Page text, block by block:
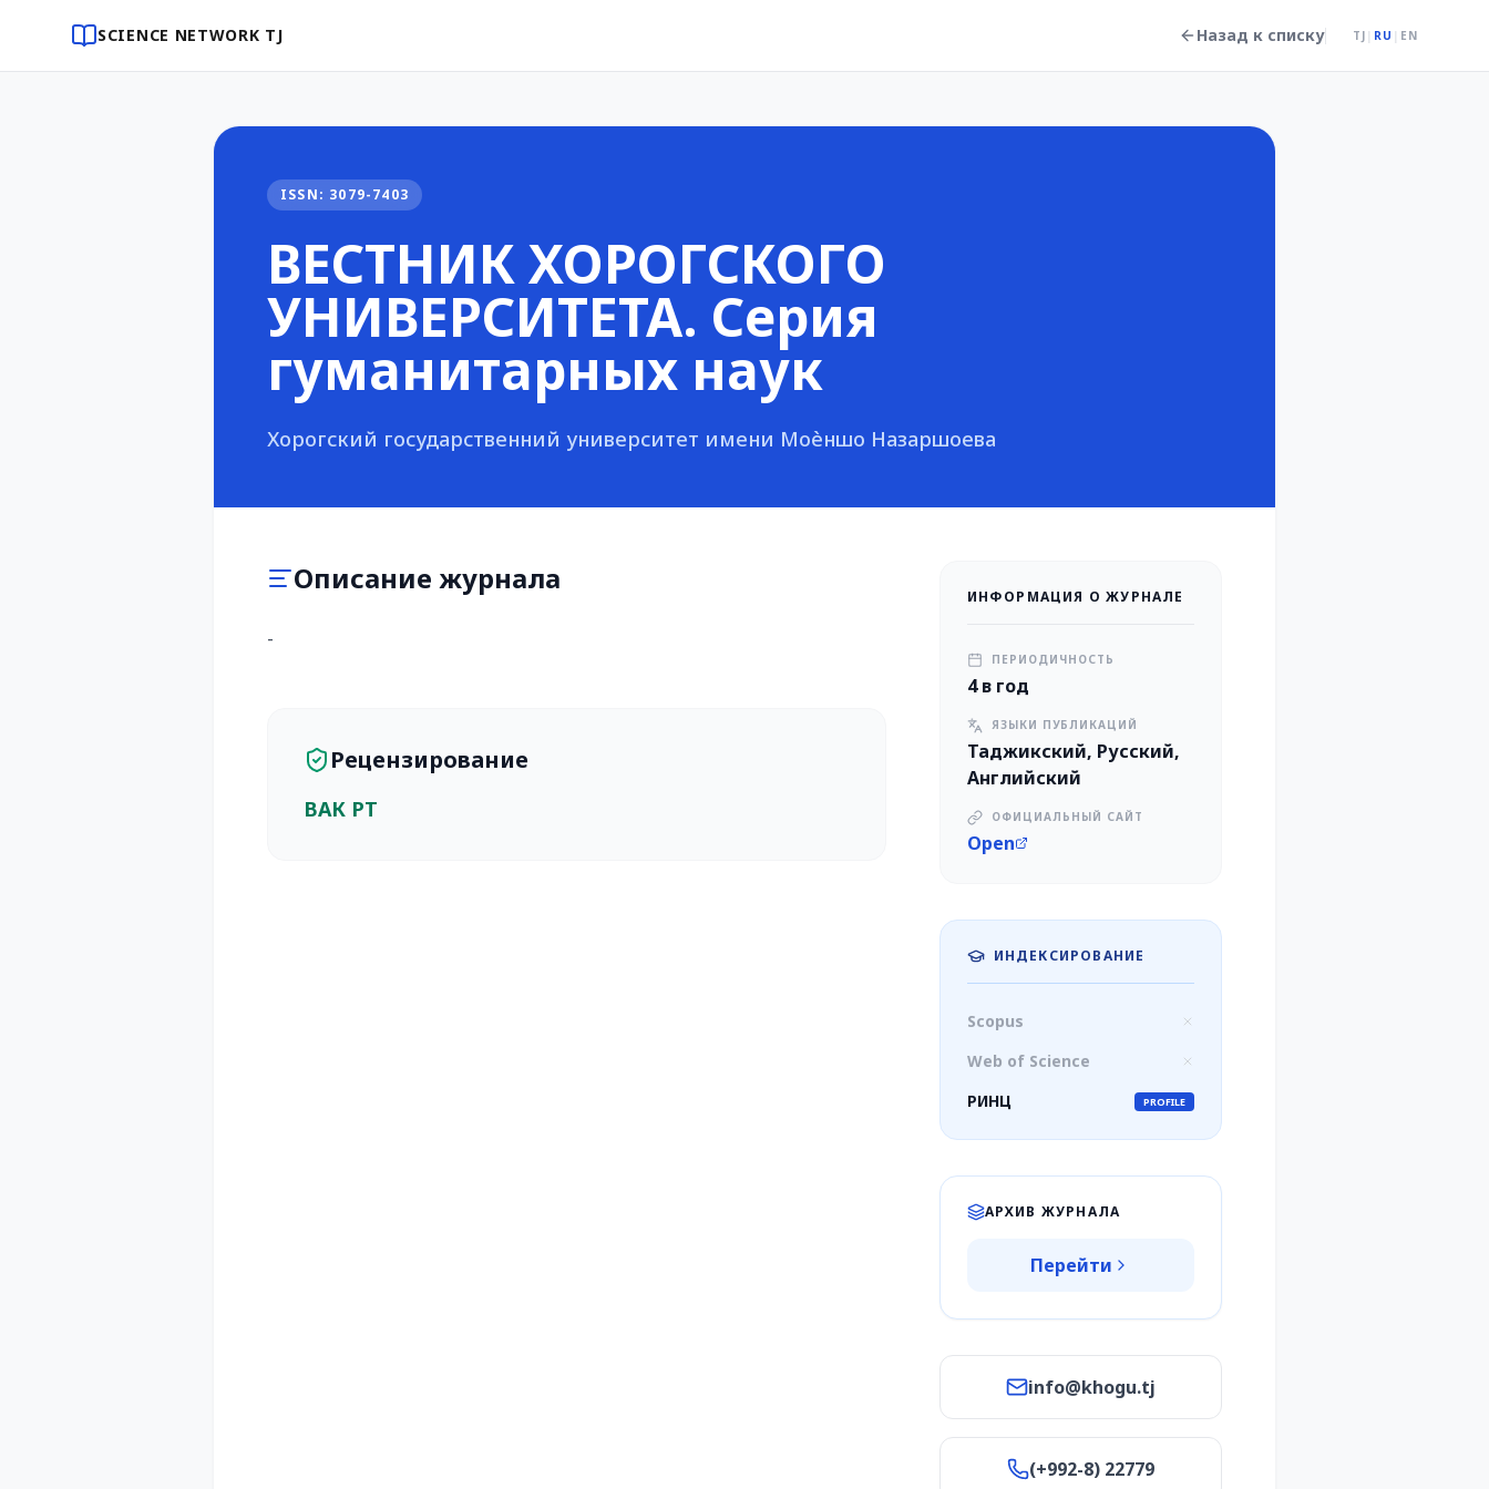
SCIENCE NETWORK TJ Назад к списку TJ | RU | EN
ISSN: 3079-7403
ВЕСТНИК ХОРОГСКОГО
УНИВЕРСИТЕТА. Серия
гуманитарных наук
Хорогский государственний университет имени Моѐншо Назаршоева
Описание журнала
-
Рецензирование
ВАК РТ
ИНФОРМАЦИЯ О ЖУРНАЛЕ
ПЕРИОДИЧНОСТЬ
4 в год
ЯЗЫКИ ПУБЛИКАЦИЙ
Таджикский, Русский,
Английский
ОФИЦИАЛЬНЫЙ САЙТ
Open
ИНДЕКСИРОВАНИЕ
Scopus
Web of Science
РИНЦ
PROFILE
АРХИВ ЖУРНАЛА
Перейти
info@khogu.tj
(+992-8) 22779